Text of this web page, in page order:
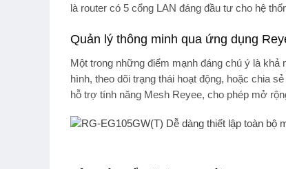
là router có 5 cổng LAN đáng đầu tư cho hệ
Quản lý thông minh qua ứng dụng
Một trong những điểm mạnh đáng chú ý là khả
hình, theo dõi trạng thái hoạt động, hoặc chia
hỗ trợ tính năng Mesh Reyee, cho phép mở